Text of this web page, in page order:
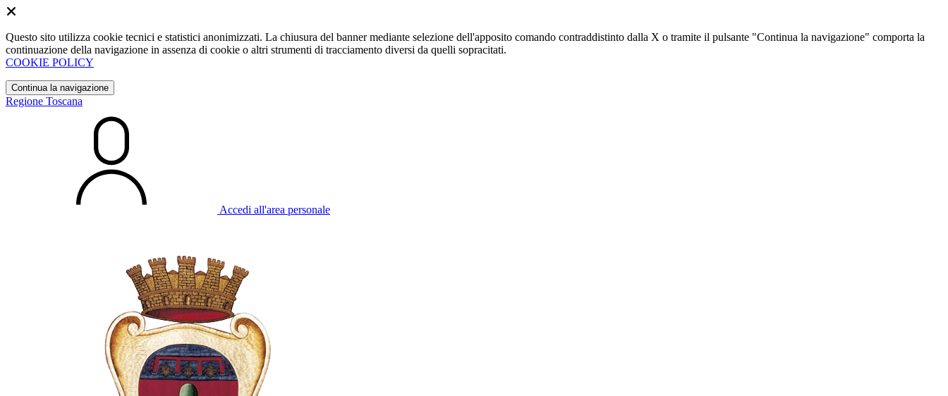
Questo sito utilizza cookie tecnici e statistici anonimizzati. La chiusura del banner mediante selezione dell'apposito comando contraddistinto dalla X o tramite il pulsante "Continua la navigazione" comporta la
continuazione della navigazione in assenza di cookie o altri strumenti di tracciamento diversi da quelli sopracitati.
COOKIE POLICY
Continua la navigazione
Regione Toscana
Accedi all'area personale